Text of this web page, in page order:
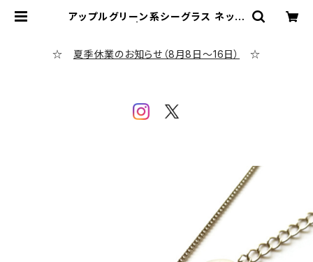
アップルグリーン系シーグラス ネック
☆ 夏季休業のお知らせ（8月8日～16日） ☆